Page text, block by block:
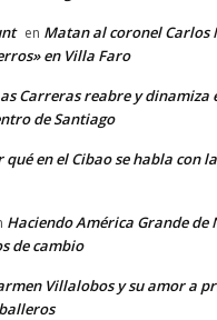
en Matan al coronel Carlos
en Villa Faro
Carreras reabre y dinamiza
de Santiago
qué en el Cibao se habla con
Haciendo América Grande de
de cambio
Villalobos y su amor a